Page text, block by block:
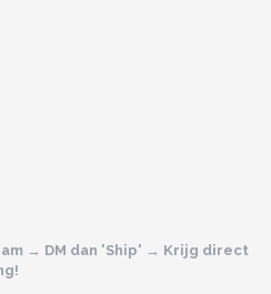
→ DM dan 'Ship' → Krijg direct